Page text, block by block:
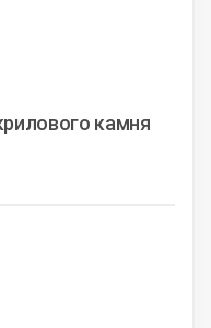
камня